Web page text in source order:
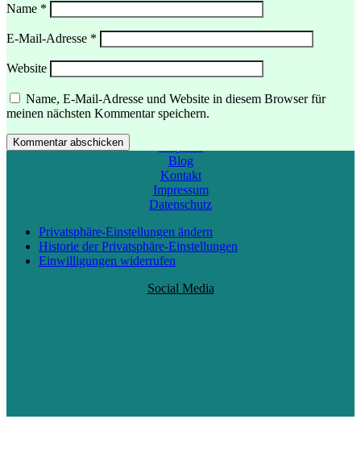
Name *
E-Mail-Adresse *
Website
Name, E-Mail-Adresse und Website in diesem Browser für
meinen nächsten Kommentar speichern.
Kommentar abschicken
Startseite
Blog
Kontakt
Impressum
Datenschutz
Privatsphäre-Einstellungen ändern
Historie der Privatsphäre-Einstellungen
Einwilligungen widerrufen
Social Media